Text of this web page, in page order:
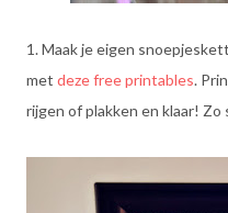
1. Maak je eigen
met deze free printables.
rijgen of plakken en klaar! Zo